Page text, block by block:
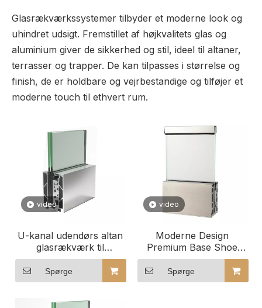
Glasrækværkssystemer tilbyder et moderne look og
uhindret udsigt. Fremstillet af højkvalitets glas og
aluminium giver de sikkerhed og stil, ideel til altaner,
terrasser og trapper. De kan tilpasses i størrelse og
finish, de er holdbare og vejrbestandige og tilføjer et
moderne touch til ethvert rum.
video
U-kanal udendørs altan
glasrækværk til
kontor/villa
Spørge
video
Moderne Design
Premium Base Shoe
Glas Gelænder
Spørge